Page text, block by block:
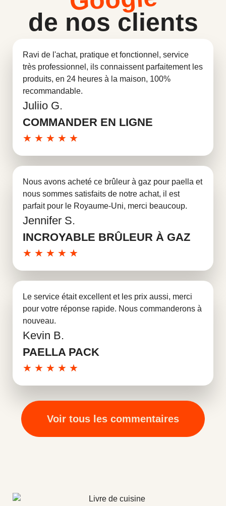
de nos clients
Ravi de l'achat, pratique et fonctionnel, service
très professionnel, ils connaissent parfaitement les
produits, en 24 heures à la maison, 100%
recommandable.
Juliio G.
COMMANDER EN LIGNE
★ ★ ★ ★ ★
Nous avons acheté ce brûleur à gaz pour paella et
nous sommes satisfaits de notre achat, il est
parfait pour le Royaume-Uni, merci beaucoup.
Jennifer S.
INCROYABLE BRÛLEUR À GAZ
★ ★ ★ ★ ★
Le service était excellent et les prix aussi, merci
pour votre réponse rapide. Nous commanderons à
nouveau.
Kevin B.
PAELLA PACK
★ ★ ★ ★ ★
Voir tous les commentaires